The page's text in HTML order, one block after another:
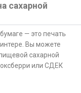
сахарной
— это печать
Вы можете
сахарной
или СДЕК